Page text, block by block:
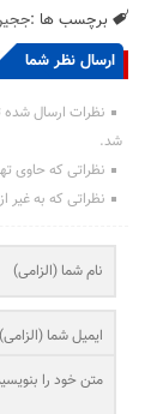
برچسب ها :
ارسال نظر شما
انتشار یافته : 0
نظرات ارسال
شد.
نظراتی که حاوی
نظراتی که به غیر